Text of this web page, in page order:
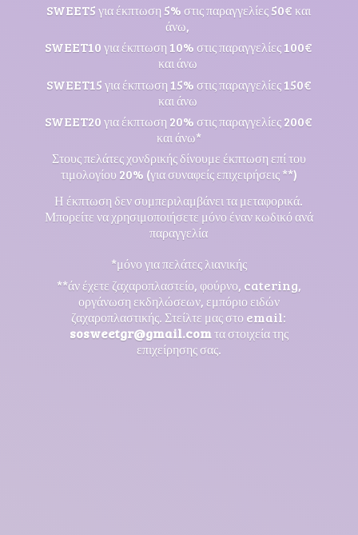
SWEET5 για έκπτωση 5% στις παραγγελίες 50€ και
άνω,
SWEET10 για έκπτωση 10% στις παραγγελίες 100€
και άνω
SWEET15 για έκπτωση 15% στις παραγγελίες 150€
και άνω
SWEET20 για έκπτωση 20% στις παραγγελίες 200€
και άνω*
Στους πελάτες χονδρικής δίνουμε έκπτωση επί του
τιμολογίου 20% (για συναφείς επιχειρήσεις **)
Η έκπτωση δεν συμπεριλαμβάνει τα μεταφορικά.
Μπορείτε να χρησιμοποιήσετε μόνο έναν κωδικό ανά
παραγγελία
*μόνο για πελάτες λιανικής
**άν έχετε ζαχαροπλαστείο, φούρνο, catering,
οργάνωση εκδηλώσεων, εμπόριο ειδών
ζαχαροπλαστικής. Στείλτε μας στο email:
sosweetgr@gmail.comτα στοιχεία της
επιχείρησης σας.